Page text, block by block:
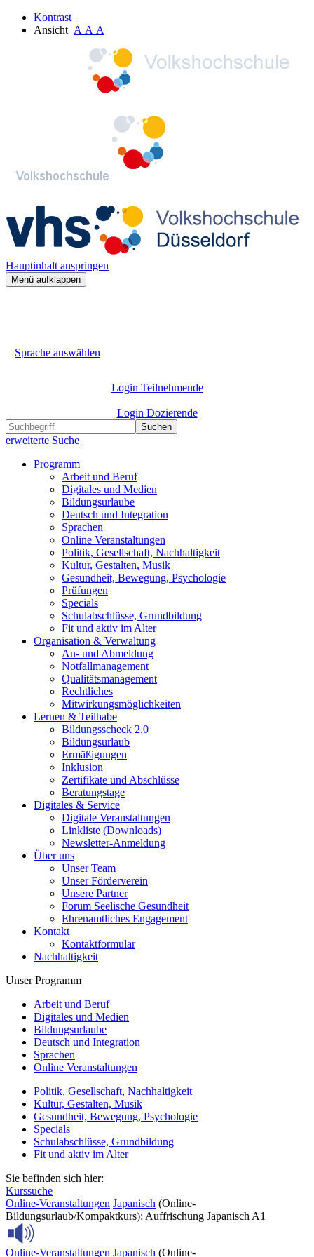
Kontrast
Ansicht A A A
Hauptinhalt anspringen
Menü aufklappen
Sprache auswählen
Login Teilnehmende
Login Dozierende
Suchen
erweiterte Suche
Programm
Arbeit und Beruf
Digitales und Medien
Bildungsurlaube
Deutsch und Integration
Sprachen
Online Veranstaltungen
Politik, Gesellschaft, Nachhaltigkeit
Kultur, Gestalten, Musik
Gesundheit, Bewegung, Psychologie
Prüfungen
Specials
Schulabschlüsse, Grundbildung
Fit und aktiv im Alter
Organisation & Verwaltung
An- und Abmeldung
Notfallmanagement
Qualitätsmanagement
Rechtliches
Mitwirkungsmöglichkeiten
Lernen & Teilhabe
Bildungsscheck 2.0
Bildungsurlaub
Ermäßigungen
Inklusion
Zertifikate und Abschlüsse
Beratungstage
Digitales & Service
Digitale Veranstaltungen
Linkliste (Downloads)
Newsletter-Anmeldung
Über uns
Unser Team
Unser Förderverein
Unsere Partner
Forum Seelische Gesundheit
Ehrenamtliches Engagement
Kontakt
Kontaktformular
Nachhaltigkeit
Unser Programm
Arbeit und Beruf
Digitales und Medien
Bildungsurlaube
Deutsch und Integration
Sprachen
Online Veranstaltungen
Politik, Gesellschaft, Nachhaltigkeit
Kultur, Gestalten, Musik
Gesundheit, Bewegung, Psychologie
Specials
Schulabschlüsse, Grundbildung
Fit und aktiv im Alter
Sie befinden sich hier:
Kurssuche
Online-Veranstaltungen Japanisch (Online-
Bildungsurlaub/Kompaktkurs): Auffrischung Japanisch A1
Online-Veranstaltungen Japanisch (Online-